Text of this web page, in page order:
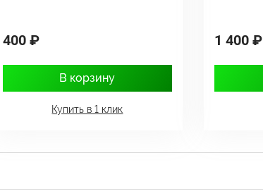
400 ₽
В корзину
Купить в 1 клик
1 400 ₽